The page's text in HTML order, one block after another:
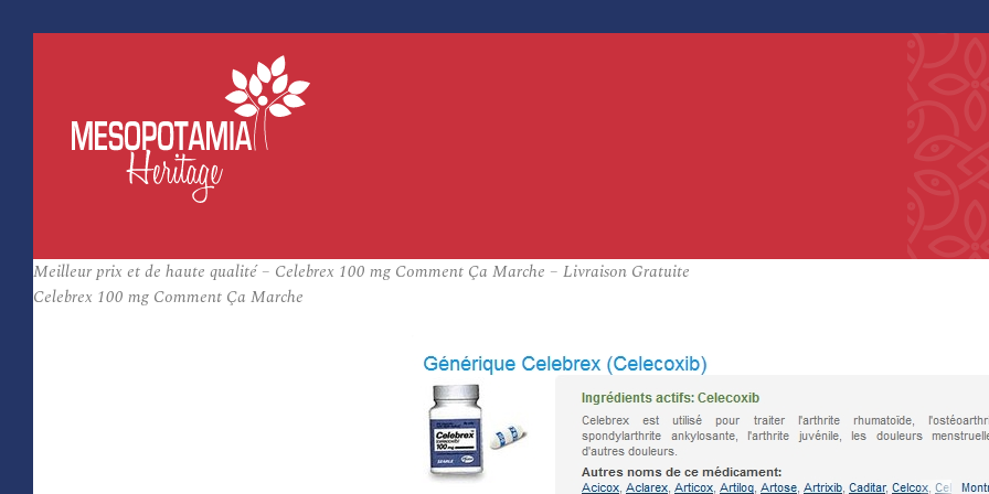
Meilleur prix et de haute qualité – Celebrex 100 mg Comment Ça Marche – Livraison Gratuite
Celebrex 100 mg Comment Ça Marche